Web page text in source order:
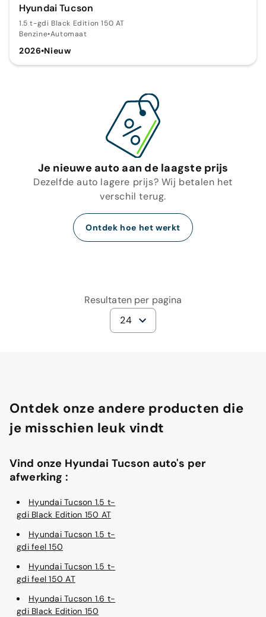
Hyundai Tucson
1.5 t-gdi Black Edition 150 AT
Benzine•Automaat
2026•Nieuw
Je nieuwe auto aan de laagste prijs
Dezelfde auto lagere prijs? Wij betalen het
verschil terug.
Ontdek hoe het werkt
Resultaten per pagina
24
Ontdek onze andere producten die
je misschien leuk vindt
Vind onze Hyundai Tucson auto's per
afwerking :
Hyundai Tucson 1.5 t-
gdi Black Edition 150 AT
Hyundai Tucson 1.5 t-
gdi feel 150
Hyundai Tucson 1.5 t-
gdi feel 150 AT
Hyundai Tucson 1.6 t-
gdi Black Edition 150